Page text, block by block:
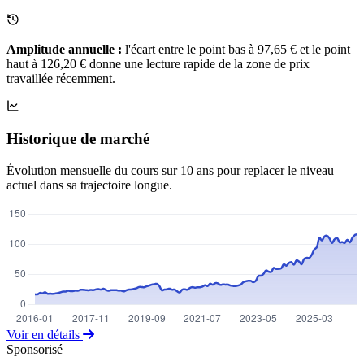
Amplitude annuelle : l'écart entre le point bas à 97,65 € et le point
haut à 126,20 € donne une lecture rapide de la zone de prix
travaillée récemment.
Historique de marché
Évolution mensuelle du cours sur 10 ans pour replacer le niveau
actuel dans sa trajectoire longue.
Voir en détails
Sponsorisé